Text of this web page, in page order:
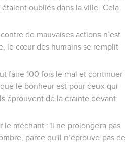
oubliés dans la ville. Cela
de mauvaises actions n’est
le cœur des humains se remplit
faire 100 fois le mal et continuer
le bonheur est pour ceux qui
éprouvent de la crainte devant
le méchant : il ne prolongera pas
parce qu'il n’éprouve pas de